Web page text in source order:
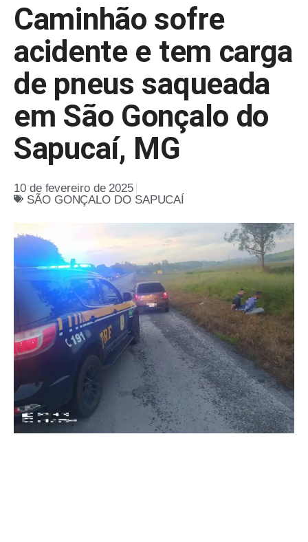
Caminhão sofre
acidente e tem carga
de pneus saqueada
em São Gonçalo do
Sapucaí, MG
10 de fevereiro de 2025
SÃO GONÇALO DO SAPUCAÍ